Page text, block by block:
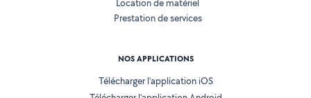
Location de matériel
Prestation de services
NOS APPLICATIONS
Télécharger l’application iOS